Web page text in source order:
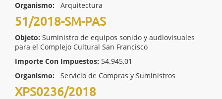
Organismo:
Arquitectura
51/2018-SM-PAS
Objeto: Suministro de equipos sonido y audiovisuales
para el Complejo Cultural San Francisco
Importe Con Impuestos: 54.945,01
Organismo:
Servicio de Compras y Suministros
XPS0236/2018